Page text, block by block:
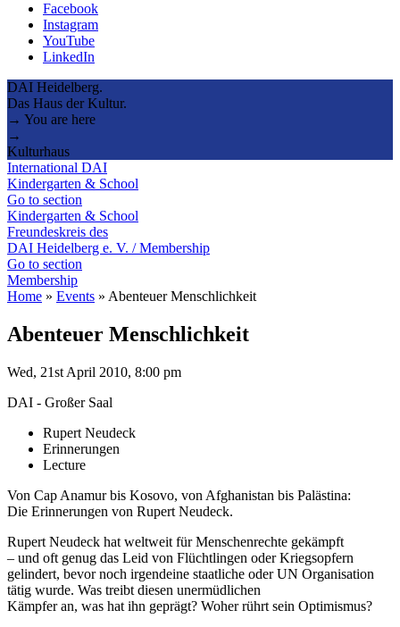
Facebook
Instagram
YouTube
LinkedIn
DAI Heidelberg.
Das Haus der Kultur.
→ You are here
→
Kulturhaus
International DAI
Kindergarten & School
Go to section
Kindergarten & School
Freundeskreis des
DAI Heidelberg e. V. / Membership
Go to section
Membership
Home » Events » Abenteuer Menschlichkeit
Abenteuer Menschlichkeit
Wed, 21st April 2010, 8:00 pm
DAI - Großer Saal
Rupert Neudeck
Erinnerungen
Lecture
Von Cap Anamur bis Kosovo, von Afghanistan bis Palästina:
Die Erinnerungen von Rupert Neudeck.
Rupert Neudeck hat weltweit für Menschenrechte gekämpft
– und oft genug das Leid von Flüchtlingen oder Kriegsopfern
gelindert, bevor noch irgendeine staatliche oder UN Organisation
tätig wurde. Was treibt diesen unermüdlichen
Kämpfer an, was hat ihn geprägt? Woher rührt sein Optimismus?